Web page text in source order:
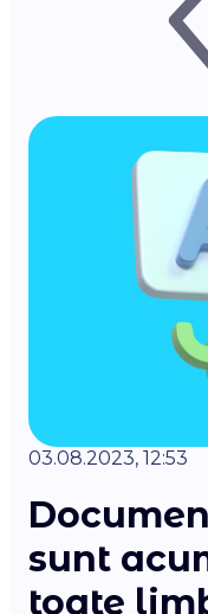
03.08.2023, 12:53
sunt
toate